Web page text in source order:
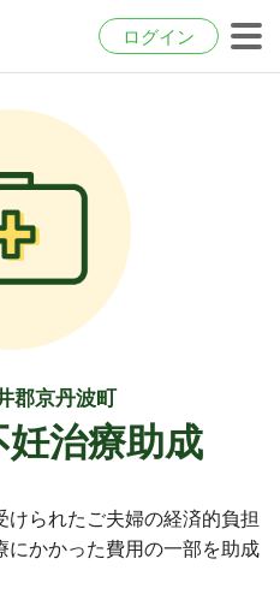
ログイン
郡京丹波町
治療助成
られたご夫婦の経済的負担
にかかった費用の一部を助成